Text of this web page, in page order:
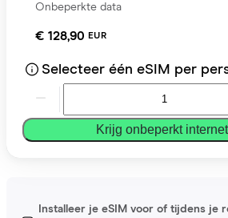
Onbeperkte data
€ 128,90 EUR
Selecteer één eSIM per
Krijg onbeperkt internet
Installeer je eSIM voor of tijdens je